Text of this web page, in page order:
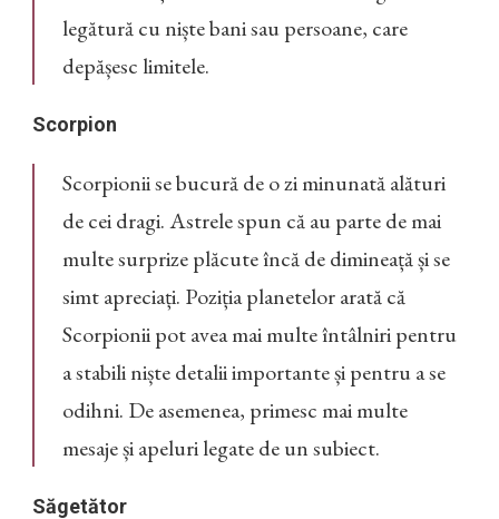
legătură cu niște bani sau persoane, care
depășesc limitele.
Scorpion
Scorpionii se bucură de o zi minunată alături
de cei dragi. Astrele spun că au parte de mai
multe surprize plăcute încă de dimineață și se
simt apreciați. Poziția planetelor arată că
Scorpionii pot avea mai multe întâlniri pentru
a stabili niște detalii importante și pentru a se
odihni. De asemenea, primesc mai multe
mesaje și apeluri legate de un subiect.
Săgetător